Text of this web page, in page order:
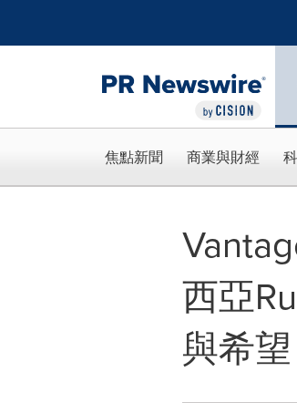
焦點新聞 商業與財經
西亞
與希望